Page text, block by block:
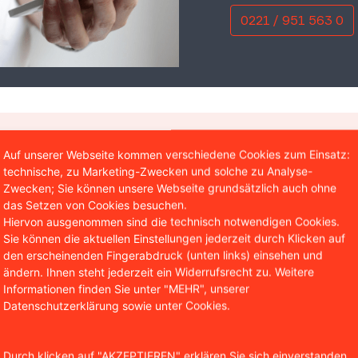
0221 / 951 563 0
aus: Ich brauche
Kündigung
der Regel schriftlich –
ist im
Auf unserer Webseite kommen verschiedene Cookies zum Einsatz:
technische, zu Marketing-Zwecken und solche zu Analyse-
Zwecken; Sie können unsere Webseite grundsätzlich auch ohne
das Setzen von Cookies besuchen.
Hiervon ausgenommen sind die technisch notwendigen Cookies.
Sie können die aktuellen Einstellungen jederzeit durch Klicken auf
den erscheinenden Fingerabdruck (unten links) einsehen und
ändern. Ihnen steht jederzeit ein Widerrufsrecht zu. Weitere
Informationen finden Sie unter "MEHR", unserer
Datenschutzerklärung sowie unter Cookies.